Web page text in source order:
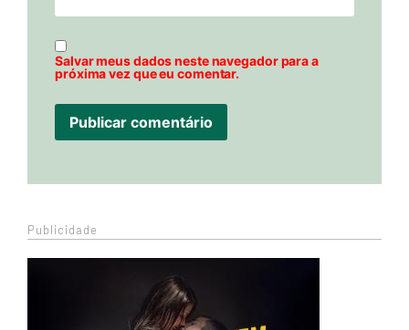
Salvar meus dados neste navegador para a
próxima vez que eu comentar.
Publicidade